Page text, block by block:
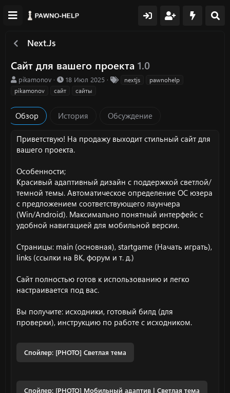
Next.Js
Сайт для вашего проекта 1.0
А
в
о
р
pikamonov
Д
а
с
з
д
а
и
я
18 Июл 2025 nextjs
pawnohelp
pikamonov
сайт сайты
Обзор История Обсуждение
Приветствую! На продажу выходит стильный сайт для
вашего проекта.
Особенности;
Красивый адаптивный дизайн с поддержкой светлой/
темной темы. Автоматическое определение ОС юзера
с предложением соответствующего лаунчера
(Win/Android). Максимально понятный интерфейс с
удобной навигацией для мобильной версии.
Страницы: main (основная), startgame (Начать играть),
links (ссылки на ВК, форум и т. д.)
Сайт полностью готов к использованию и легко
настраивается под вас.
Вы получите: исходники, готовый билд (для
проверки), инструкцию по работе с исходником.
Спойлер: [PHOTO] Светлая тема
Спойлер: [PHOTO] Мобильный адаптив | Светлая тема